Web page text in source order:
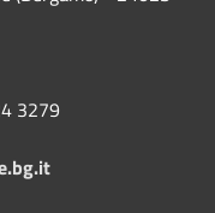
3279